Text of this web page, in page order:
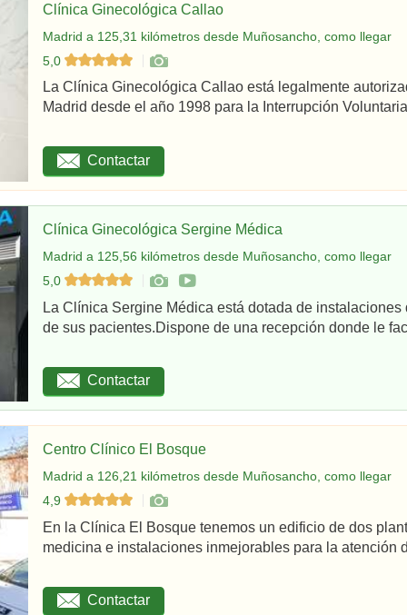
Clínica Ginecológica Callao
Madrid a 125,31 kilómetros desde Muñosancho, como llegar
5,0
La Clínica Ginecológica Callao está legalmente
Madrid desde el año 1998 para la Interrupción
Contactar
Clínica Ginecológica Sergine Médica
Madrid a 125,56 kilómetros desde Muñosancho, como llegar
5,0
La Clínica Sergine Médica está dotada de
de sus pacientes.Dispone de una recepción donde le
Contactar
Centro Clínico El Bosque
Madrid a 126,21 kilómetros desde Muñosancho, como llegar
4,9
En la Clínica El Bosque tenemos un edificio de dos
medicina e instalaciones inmejorables para la atención
Contactar